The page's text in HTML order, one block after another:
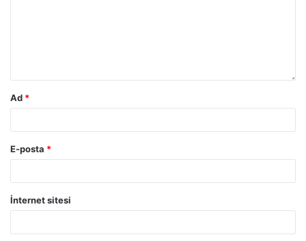
Ad *
E-posta *
İnternet sitesi